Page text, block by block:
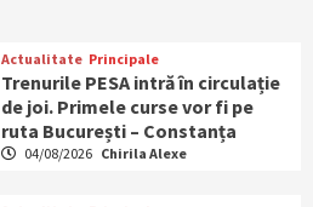
Actualitate Principale
Trenurile PESA intră în circulație
de joi. Primele curse vor fi pe
ruta București – Constanța
04/08/2026 Chirila Alexe